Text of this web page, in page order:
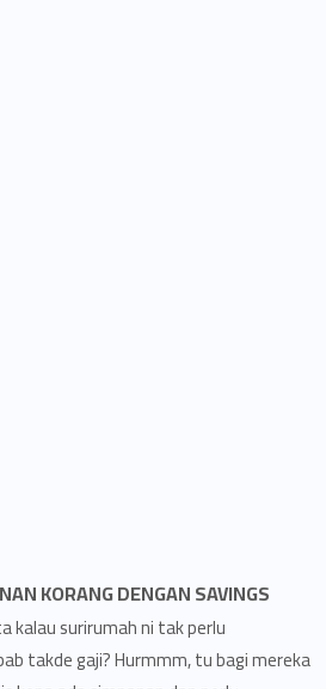
KORANG DENGAN SAVINGS
kalau surirumah ni tak perlu
takde gaji? Hurmmm, tu bagi mereka